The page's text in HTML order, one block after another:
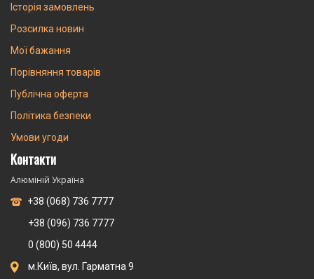
Історія замовлень
Розсилка новин
Мої бажання
Порівняння товарів
Публічна оферта
Політика безпеки
Умови угоди
Контакти
Алюміній Україна
+38 (068) 736 7777
+38 (096) 736 7777
0 (800) 50 4444
м.Київ, вул. Гарматна 9